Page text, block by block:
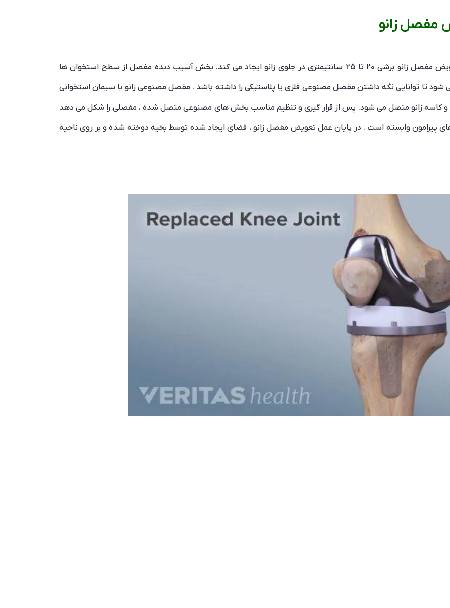
مفصل زانو
ابتدا بیماردر حالت بیهوشی قرار می گیرد . جراح تعویض مفصل زانو برشی 20 تا 25 سانتیمتری در جلوی زانو ایجاد می کند. بخش آسیب دبده مفصل از سطح استخوان ها
تا توانایی نگه داشتن مفصل مصنوعی فلزی یا پلاستیکی را داشته باشد . مفصل مصنوعی زانو با سیمان استخوانی
و کاسه زانو متصل می شود. پس از قرار گیری و تنظیم مناسب بخش های مصنوعی متصل شده ، مفصلی را شکل می دهد
های پیرامون وابسته است . در پایان عمل تعویض مفصل زانو ، فضای ایجاد شده توسط بخیه دوخته شده و بر روی ناحیه